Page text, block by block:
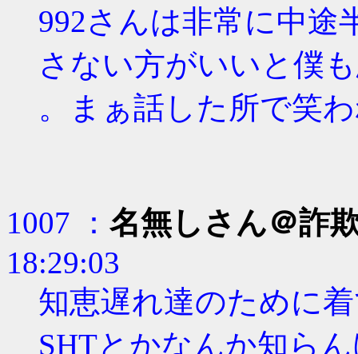
992さんは非常に中途
さない方がいいと僕
。まぁ話した所で笑
1007 ： 名無しさん＠詐
18:29:03
知恵遅れ達のために
SHTとかなんか知ら